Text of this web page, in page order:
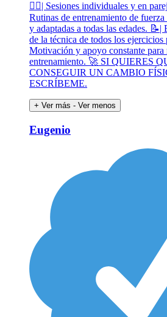
🏋🏻| Sesiones individuales y en
Rutinas de entrenamiento de
y adaptadas a todas las edades.
de la técnica de todos los
Motivación y apoyo constante para
entrenamiento. 🚀 SI QUIERES
CONSEGUIR UN CAMBIO
ESCRÍBEME.
+ Ver más - Ver menos
Eugenio